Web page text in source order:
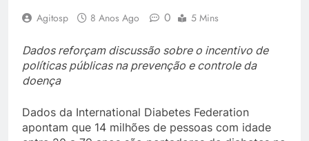
Agitosp 8 Anos Ago 0 5 Mins
Dados reforçam discussão sobre o incentivo de
políticas públicas na prevenção e controle da
doença
Dados da International Diabetes Federation
apontam que 14 milhões de pessoas com idade